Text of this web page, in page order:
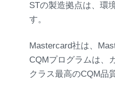
STの製造拠点は、環
す。
Mastercard社は、
CQMプログラムは、
クラス最高のCQM品